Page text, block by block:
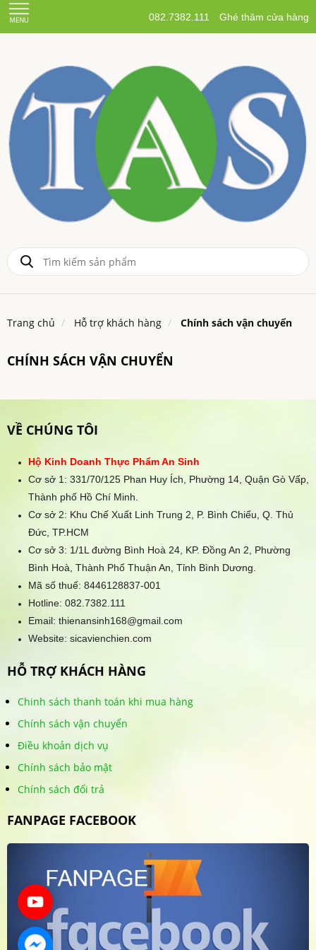
082.7382.111 Ghé thăm cửa hàng
Trang chủ Hỗ trợ khách hàng Chính sách vận chuyển
CHÍNH SÁCH VẬN CHUYỂN
VỀ CHÚNG TÔI
Hộ Kinh Doanh Thực Phẩm An Sinh
Cơ sở 1: 331/70/125 Phan Huy Ích, Phường 14, Quận Gò Vấp,
Thành phố Hồ Chí Minh.
Cơ sở 2: Khu Chế Xuất Linh Trung 2, P. Bình Chiểu, Q. Thủ
Đức, TP.HCM
Cơ sở 3: 1/1L đường Bình Hoà 24, KP. Đồng An 2, Phường
Bình Hoà, Thành Phố Thuận An, Tỉnh Bình Dương.
Mã số thuế: 8446128837-001
Hotline: 082.7382.111
Email: thienansinh168@gmail.com
Website: sicavienchien.com
HỖ TRỢ KHÁCH HÀNG
Chinh sách thanh toán khi mua hàng
Chính sách vận chuyển
Điều khoản dịch vụ
Chính sách bảo mật
Chính sách đổi trả
FANPAGE FACEBOOK